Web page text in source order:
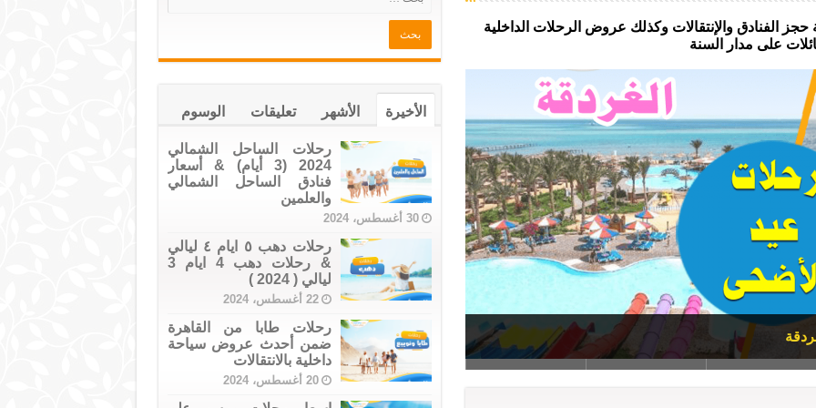
الفنادق والإنتقالات وكذلك عروض الرحلات الداخلية
على مدار السنة
وعشاء مع الإنتقالات
مع الإنتقالات
الأخيرة الأشهر تعليقات الوسوم
رحلات الساحل الشمالي
2024 (3 أيام) & أسعار
فنادق الساحل الشمالي
والعلمين
30 أغسطس، 2024
رحلات دهب ٥ ايام ٤ ليالي
& رحلات دهب 4 ايام 3
ليالي ( 2024 )
22 أغسطس، 2024
رحلات طابا من القاهرة
ضمن أحدث عروض سياحة
داخلية بالانتقالات
20 أغسطس، 2024